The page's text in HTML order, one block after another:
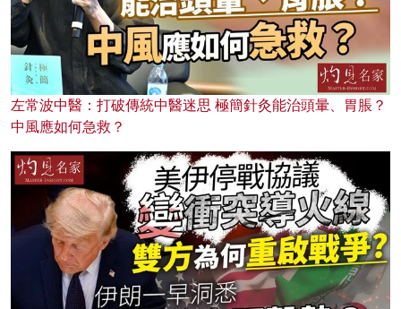
左常波中醫：打破傳統中醫迷思 極簡針灸能治頭暈、胃脹？
中風應如何急救？